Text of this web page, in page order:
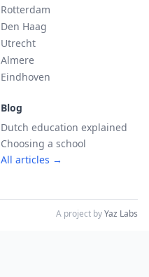
Rotterdam
Den Haag
Utrecht
Almere
Eindhoven
Blog
Dutch education explained
Choosing a school
All articles →
A project byYaz Labs